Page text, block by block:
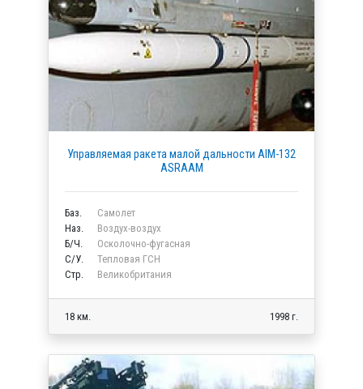
Управляемая ракета малой дальности AIM-132
ASRAAM
Баз.
Самолет
Наз.
Воздух-воздух
Б/Ч.
Осколочно-фугасная
C/У.
Тепловая ГСН
Стр.
Великобритания
18 км. 1998 г.